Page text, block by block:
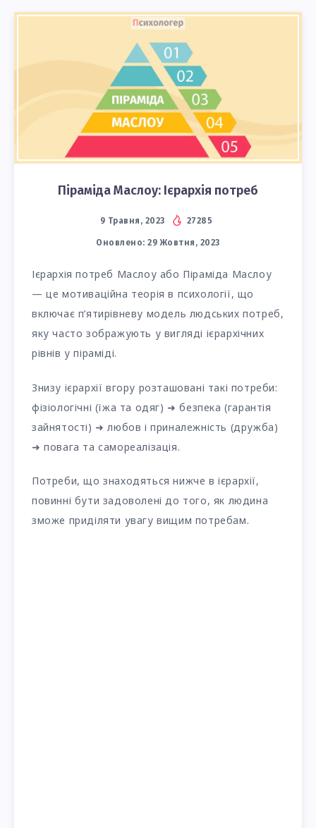
Піраміда Маслоу: Ієрархія потреб
9 Травня, 2023 27285
Оновлено: 29 Жовтня, 2023
Ієрархія потреб Маслоу або Піраміда Маслоу
— це мотиваційна теорія в психології, що
включає п’ятирівневу модель людських потреб,
яку часто зображують у вигляді ієрархічних
рівнів у піраміді.
Знизу ієрархії вгору розташовані такі потреби:
фізіологічні (їжа та одяг) ➜ безпека (гарантія
зайнятості) ➜ любов і приналежність (дружба)
➜ повага та самореалізація.
Потреби, що знаходяться нижче в ієрархії,
повинні бути задоволені до того, як людина
зможе приділяти увагу вищим потребам.